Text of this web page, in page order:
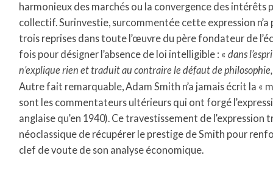
harmonieux des marchés ou la convergence des intérêts
collectif. Surinvestie, surcommentée cette expression
trois reprises dans toute l’œuvre du père fondateur de
fois pour désigner l’absence de loi intelligible : « dans
n’explique rien et traduit au contraire le défaut de
Autre fait remarquable, Adam Smith n’a jamais écrit la «
sont les commentateurs ultérieurs qui ont forgé
anglaise qu’en 1940). Ce travestissement de
néoclassique de récupérer le prestige de Smith pour
clef de voute de son analyse économique.